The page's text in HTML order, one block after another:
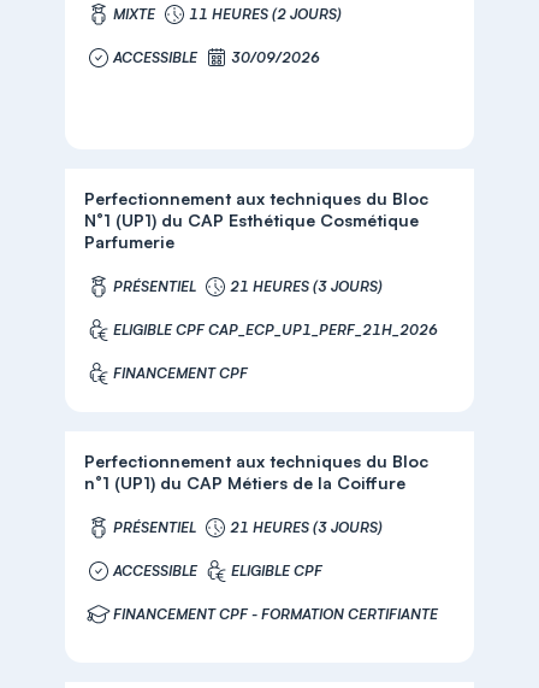
MIXTE 11 HEURES (2 JOURS)
ACCESSIBLE 30/09/2026
Perfectionnement aux techniques du Bloc
N°1 (UP1) du CAP Esthétique Cosmétique
Parfumerie
PRÉSENTIEL 21 HEURES (3 JOURS)
ELIGIBLE CPF CAP_ECP_UP1_PERF_21H_2026
FINANCEMENT CPF
Perfectionnement aux techniques du Bloc
n°1 (UP1) du CAP Métiers de la Coiffure
PRÉSENTIEL 21 HEURES (3 JOURS)
ACCESSIBLE ELIGIBLE CPF
FINANCEMENT CPF - FORMATION CERTIFIANTE